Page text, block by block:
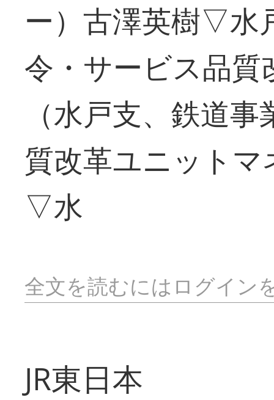
ー）古澤英樹▽水
令・サービス品
（水戸支、鉄道
質改革ユニット
▽水
全文を読むにはログイン
JR東日本